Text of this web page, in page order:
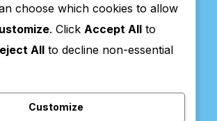
Online
choose which cookies to allow
. Click Accept All to
All to decline non-essential
Customize